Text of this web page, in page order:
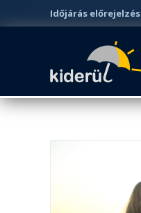
Időjárás előrejelzés